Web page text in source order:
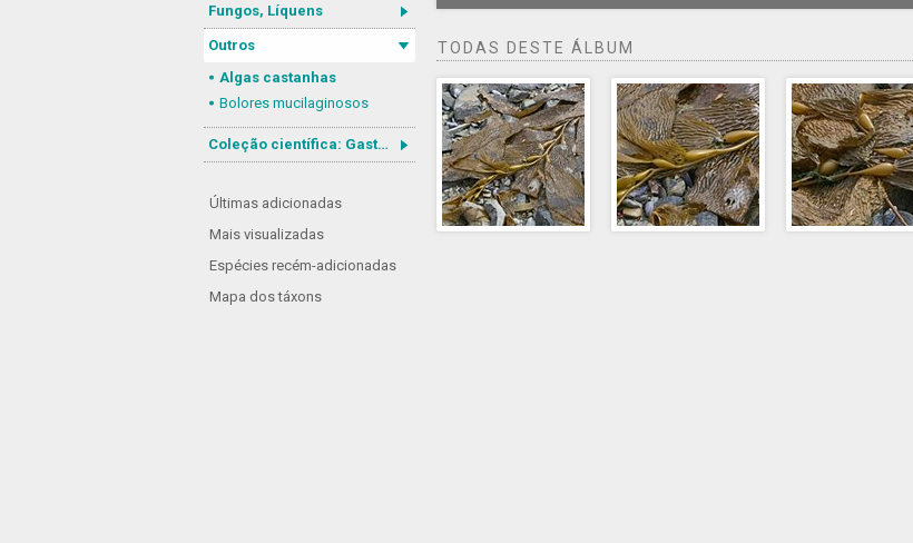
Fungos, Líquens
Outros
Algas castanhas
Bolores mucilaginosos
Coleção científica: Gastrotricha
Últimas adicionadas
Mais visualizadas
Espécies recém-adicionadas
Mapa dos táxons
TODAS DESTE ÁLBUM